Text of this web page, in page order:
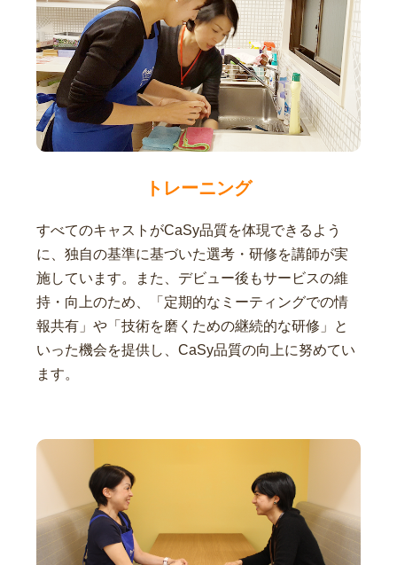
トレーニング
すべてのキャストがCaSy品質を体現できるよう
に、独自の基準に基づいた選考・研修を講師が実
施しています。また、デビュー後もサービスの維
持・向上のため、「定期的なミーティングでの情
報共有」や「技術を磨くための継続的な研修」と
いった機会を提供し、CaSy品質の向上に努めてい
ます。